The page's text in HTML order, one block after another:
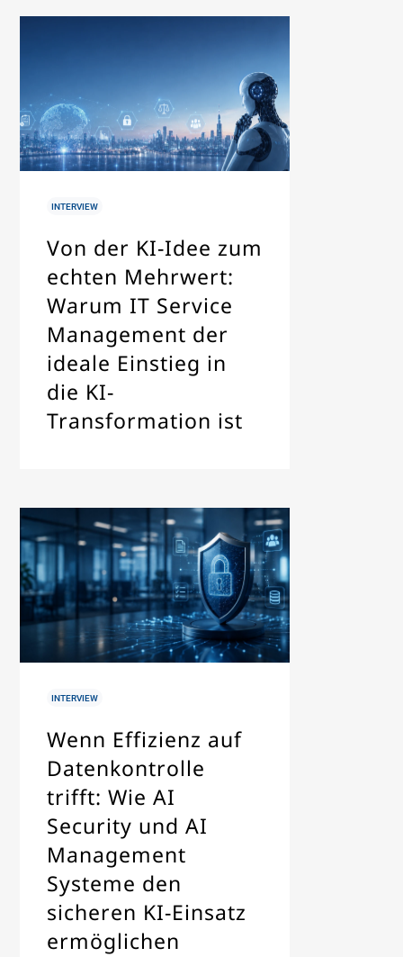
INTERVIEW
Von der KI-Idee zum
echten Mehrwert:
Warum IT Service
Management der
ideale Einstieg in
die KI-
Transformation ist
INTERVIEW
Wenn Effizienz auf
Datenkontrolle
trifft: Wie AI
Security und AI
Management
Systeme den
sicheren KI-Einsatz
ermöglichen